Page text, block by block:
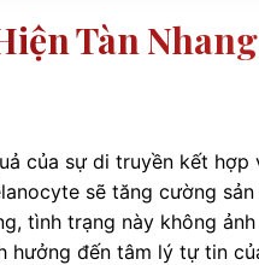
Tàn
của sự di truyền kết
sẽ tăng cường
tình trạng này không
hưởng đến tâm lý tự tin